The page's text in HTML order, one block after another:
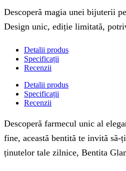
Descoperă magia unei bijuterii
Design unic, ediție limitată,
Detalii produs
Specificații
Recenzii
Detalii produs
Specificații
Recenzii
Descoperă farmecul unic al
fine, această bentită te invită
ținutelor tale zilnice, Bentita